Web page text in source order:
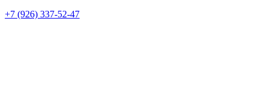
+7 (926) 337-52-47